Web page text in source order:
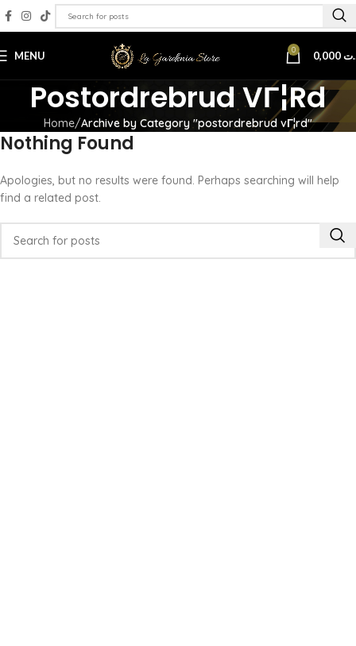
MENU 0
Postordrebrud VГ¦rd
Home Archive by Category "postordrebrud vГ¦rd"
Nothing Found
Apologies, but no results were found. Perhaps searching will help
find a related post.